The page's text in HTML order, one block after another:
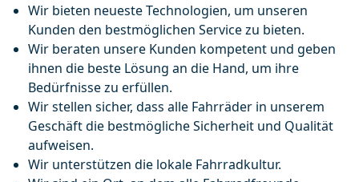
Wir bieten neueste Technologien, um unseren
Kunden den bestmöglichen Service zu bieten.
Wir beraten unsere Kunden kompetent und geben
ihnen die beste Lösung an die Hand, um ihre
Bedürfnisse zu erfüllen.
Wir stellen sicher, dass alle Fahrräder in unserem
Geschäft die bestmögliche Sicherheit und Qualität
aufweisen.
Wir unterstützen die lokale Fahrradkultur.